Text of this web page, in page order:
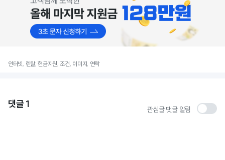
인터넷, 렌탈, 현금지원, 조건, 이미지, 연락
댓글 1 관심글 댓글 알림